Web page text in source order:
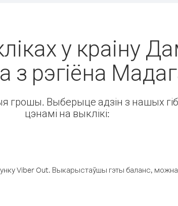
у краіну
з рэгіёна
грошы. Выберыце адзін з нашых
цэнамі на выклікі:
Viber Out. Выкарыстаўшы гэты баланс,